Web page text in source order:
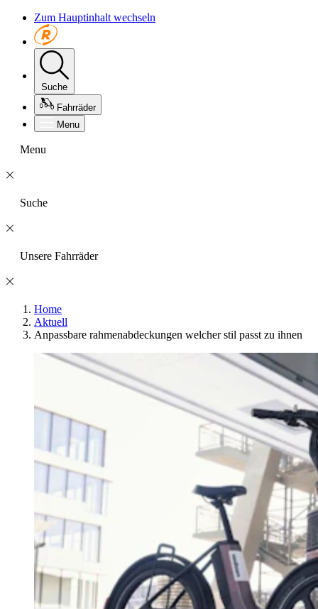
Zum Hauptinhalt wechseln
Suche
Fahrräder
Menu
Menu
Suche
Unsere Fahrräder
Home
Aktuell
Anpassbare rahmenabdeckungen welcher stil passt zu ihnen